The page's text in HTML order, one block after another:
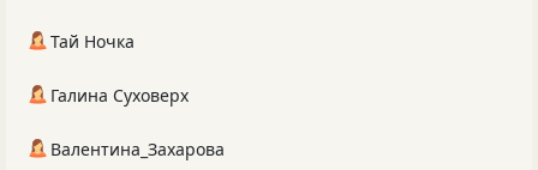
Тай Ночка
Галина Суховерх
Валентина_Захарова